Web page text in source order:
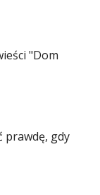
"Dom
prawdę, gdy